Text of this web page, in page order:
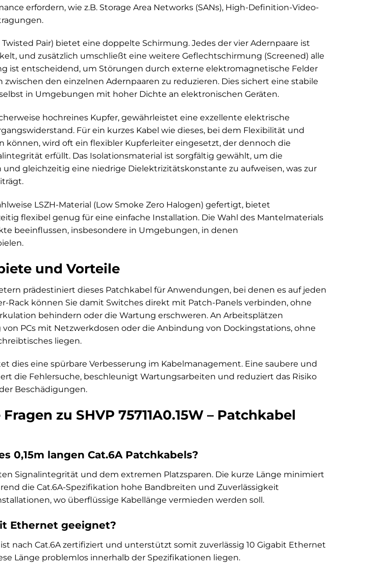
erfordern, wie z.B. Storage Area Networks (SANs), High-Definition-Video-
Twisted Pair) bietet eine doppelte Schirmung. Jedes der vier Adernpaare ist
und zusätzlich umschließt eine weitere Geflechtschirmung (Screened) alle
ist entscheidend, um Störungen durch externe elektromagnetische Felder
den einzelnen Adernpaaren zu reduzieren. Dies sichert eine stabile
in Umgebungen mit hoher Dichte an elektronischen Geräten.
hochreines Kupfer, gewährleistet eine exzellente elektrische
Für ein kurzes Kabel wie dieses, bei dem Flexibilität und
können, wird oft ein flexibler Kupferleiter eingesetzt, der dennoch die
erfüllt. Das Isolationsmaterial ist sorgfältig gewählt, um die
gleichzeitig eine niedrige Dielektrizitätskonstante zu aufweisen, was zur
LSZH-Material (Low Smoke Zero Halogen) gefertigt, bietet
flexibel genug für eine einfache Installation. Die Wahl des Mantelmaterials
beeinflussen, insbesondere in Umgebungen, in denen
und Vorteile
prädestiniert dieses Patchkabel für Anwendungen, bei denen es auf jeden
Rack können Sie damit Switches direkt mit Patch-Panels verbinden, ohne
behindern oder die Wartung erschweren. An Arbeitsplätzen
PCs mit Netzwerkdosen oder die Anbindung von Dockingstations, ohne
liegen.
dies eine spürbare Verbesserung im Kabelmanagement. Eine saubere und
die Fehlersuche, beschleunigt Wartungsarbeiten und reduziert das Risiko
Beschädigungen.
zu SHVP 75711A0.15W – Patchkabel
0,15m langen Cat.6A Patchkabels?
Signalintegrität und dem extremen Platzsparen. Die kurze Länge minimiert
die Cat.6A-Spezifikation hohe Bandbreiten und Zuverlässigkeit
wo überflüssige Kabellänge vermieden werden soll.
Ethernet geeignet?
ist nach Cat.6A zertifiziert und unterstützt somit zuverlässig 10 Gigabit Ethernet
Länge problemlos innerhalb der Spezifikationen liegen.